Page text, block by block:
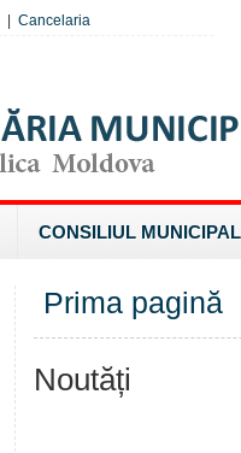
Cancelaria
CONSILIUL MUNICIPAL
Prima pagină
Noutăți